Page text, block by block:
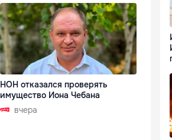
НОН отказался проверять
имущество Иона Чебана
вчера